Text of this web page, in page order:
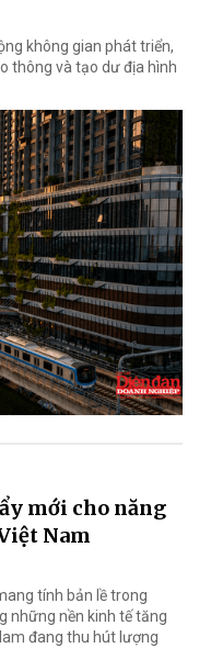
không gian phát triển,
thông và tạo dư địa hình
mới cho năng
Nam
tính bản lề trong
những nền kinh tế tăng
đang thu hút lượng